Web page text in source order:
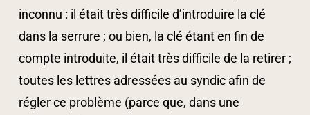
inconnu : il était très difficile d’introduire la clé
dans la serrure ; ou bien, la clé étant en fin de
compte introduite, il était très difficile de la retirer ;
toutes les lettres adressées au syndic afin de
régler ce problème (parce que, dans une